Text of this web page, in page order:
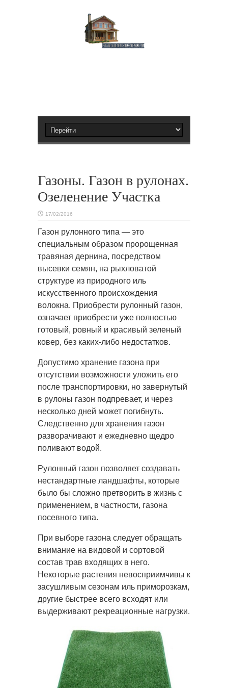
Газоны. Газон в рулонах.
Озеленение Участка
17/02/2016
Газон рулонного типа — это
специальным образом пророщенная
травяная дернина, посредством
высевки семян, на рыхловатой
структуре из природного иль
искусственного происхождения
волокна. Приобрести рулонный газон,
означает приобрести уже полностью
готовый, ровный и красивый зеленый
ковер, без каких-либо недостатков.
Допустимо хранение газона при
отсутствии возможности уложить его
после транспортировки, но завернутый
в рулоны газон подпревает, и через
несколько дней может погибнуть.
Следственно для хранения газон
разворачивают и ежедневно щедро
поливают водой.
Рулонный газон позволяет создавать
нестандартные ландшафты, которые
было бы сложно претворить в жизнь с
применением, в частности, газона
посевного типа.
При выборе газона следует обращать
внимание на видовой и сортовой
состав трав входящих в него.
Некоторые растения невосприимчивы к
засушливым сезонам иль приморозкам,
другие быстрее всего всходят или
выдерживают рекреационные нагрузки.